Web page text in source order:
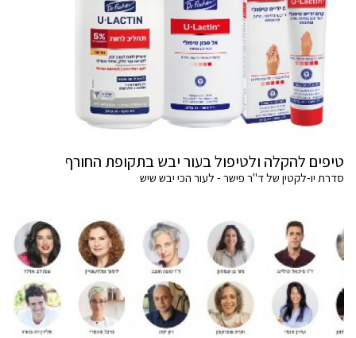
טיפים להקלה ולטיפול בעור יבש בתקופת החורף
סדרת יו-לקטין של ד"ר פישר - לעור הכי יבש שיש